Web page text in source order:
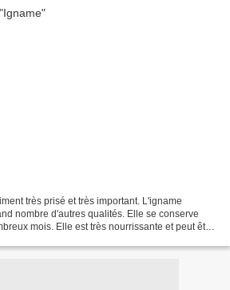
très prisé et très important. L'igname
nombre d'autres qualités. Elle se conserve
mois. Elle est très nourrissante et peut être